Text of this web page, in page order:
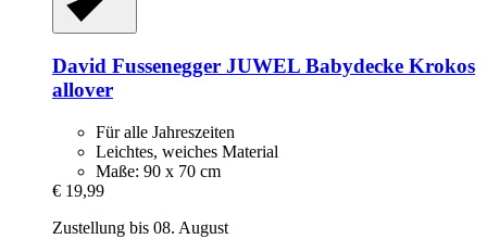
David Fussenegger JUWEL Babydecke Krokos
allover
Für alle Jahreszeiten
Leichtes, weiches Material
Maße: 90 x 70 cm
€ 19,99
Zustellung bis 08. August